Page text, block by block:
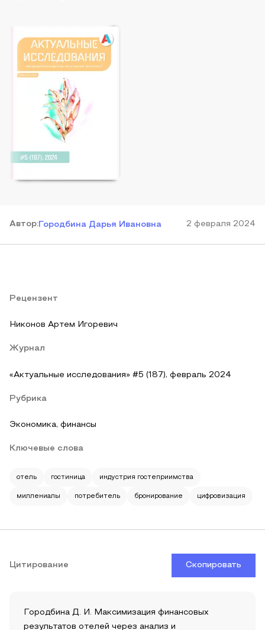
Автор:Городбина Дарья Ивановна 2 февраля 2024
Рецензент
Никонов Артем Игоревич
Журнал
«Актуальные исследования» #5 (187), февраль 2024
Рубрика
Экономика, финансы
Ключевые слова
отель гостиница индустрия гостеприимства
миллениалы потребитель бронирование цифровизация
Цитирование Скопировать
Городбина Д. И. Максимизация финансовых
результатов отелей через анализ и